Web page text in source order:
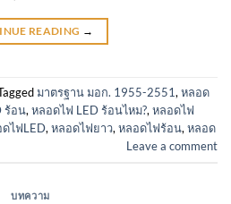
READING →
มาตรฐาน มอก. 1955-2551, หลอด
ร้อน, หลอดไฟ LED ร้อนไหม?, หลอดไฟ
ไฟLED, หลอดไฟยาว, หลอดไฟร้อน, หลอด
Leave a comment
บทความ